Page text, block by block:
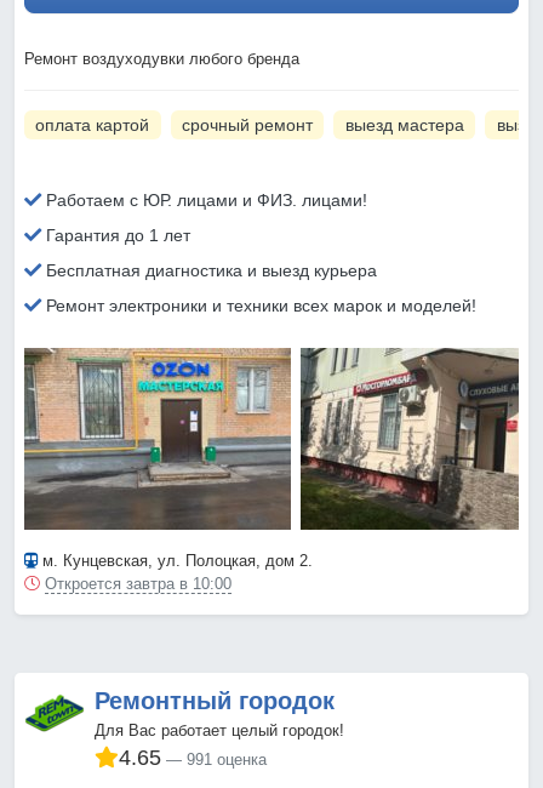
Ремонт воздуходувки любого бренда
оплата картой срочный ремонт выезд мастера
Работаем с ЮР. лицами и ФИЗ. лицами!
Гарантия до 1 лет
Бесплатная диагностика и выезд курьера
Ремонт электроники и техники всех марок и моделей!
м. Кунцевская, ул. Полоцкая, дом 2.
Откроется завтра в 10:00
Ремонтный городок
Для Вас работает целый городок!
4.65 991 оценка